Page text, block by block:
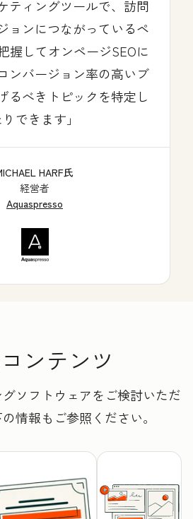
ティングツールで、訪問
ョンにつながっているペ
握してオンページSEOに
ンバージョン率の高いブ
るべきトピックを特定し
りできます
HARF氏
経営者
Aquaspresso
ンテンツ
ソフトウェアをご検討いただ
情報もご参照ください。